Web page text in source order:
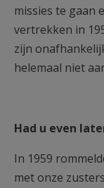
missies te gaan
vertrekken in
zijn
helemaal niet
Had u even
In 1959
met onze